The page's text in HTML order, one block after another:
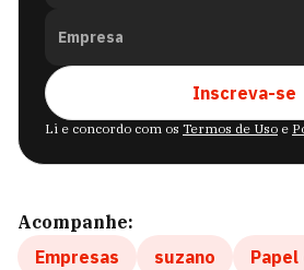
Empresa
Inscreva-se
Li e concordo com os Termos de Uso e
Acompanhe:
Empresas
suzano